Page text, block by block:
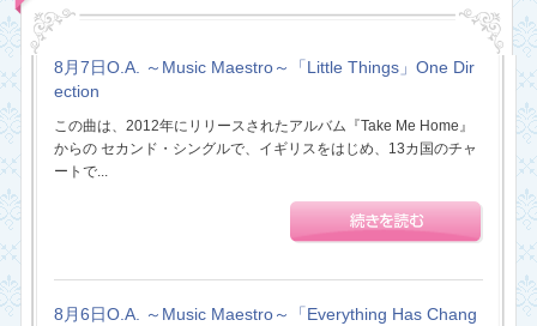
8月7日O.A. ～Music Maestro～「Little Things」One Dir
ection
この曲は、2012年にリリースされたアルバム『Take Me Home』
からの セカンド・シングルで、イギリスをはじめ、13カ国のチャ
ートで...
8月6日O.A. ～Music Maestro～「Everything Has Chang